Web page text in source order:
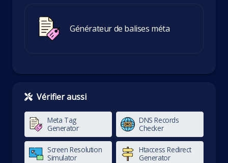
Générateur de balises méta
Vérifier aussi
Meta Tag
Generator
DNS Records
Checker
Screen Resolution
Simulator
Htaccess Redirect
Generator